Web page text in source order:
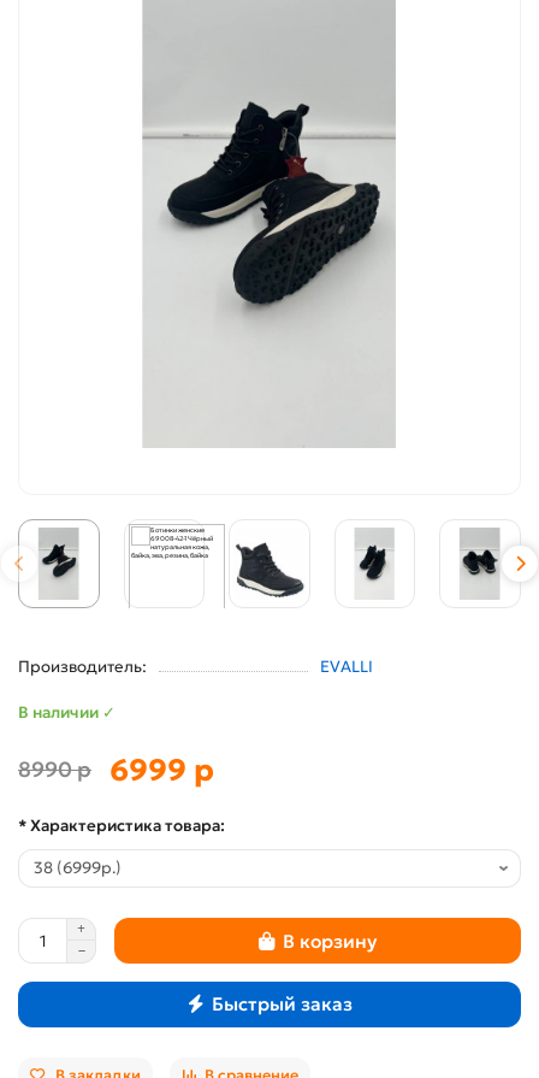
Производитель: EVALLI
В наличии ✓
8990 р 6999 р
* Характеристика товара:
В корзину
Быстрый заказ
В закладки В сравнение